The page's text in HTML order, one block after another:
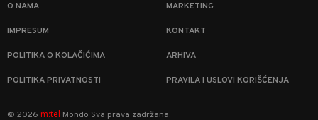
O NAMA MARKETING
IMPRESUM KONTAKT
POLITIKA O KOLAČIĆIMA ARHIVA
POLITIKA PRIVATNOSTI PRAVILA I USLOVI KORIŠĆENJA
© 2026 m:tel Mondo Sva prava zadržana.